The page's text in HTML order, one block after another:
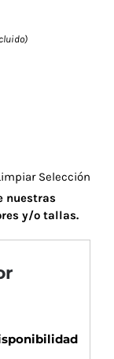
Selección
nuestras
y/o tallas.